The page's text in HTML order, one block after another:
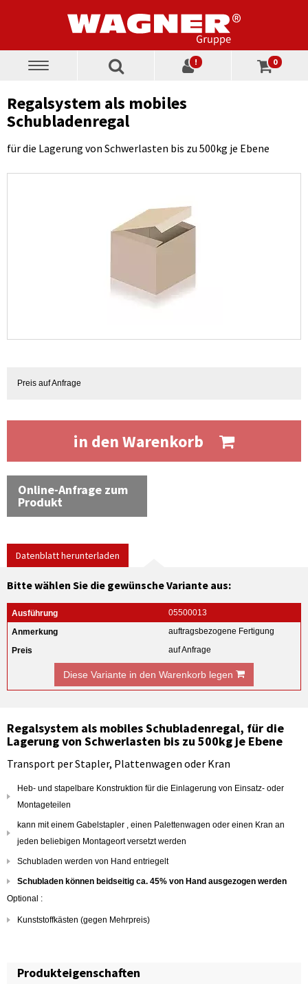
Toggle
! 0
Regalsystem als mobiles
Schubladenregal
für die Lagerung von Schwerlasten bis zu 500kg je Ebene
Preis auf Anfrage
in den Warenkorb
Online-Anfrage zum
Produkt
Datenblatt herunterladen
Bitte wählen Sie die gewünsche Variante aus:
05500013
auftragsbezogene Fertigung
auf Anfrage
Diese Variante in den Warenkorb legen
Regalsystem als mobiles Schubladenregal, für die
Lagerung von Schwerlasten bis zu 500kg je Ebene
Transport per Stapler, Plattenwagen oder Kran
Heb- und stapelbare Konstruktion für die Einlagerung von Einsatz- oder
Montageteilen
kann mit einem Gabelstapler , einen Palettenwagen oder einen Kran an
jeden beliebigen Montageort versetzt werden
Schubladen werden von Hand entriegelt
Schubladen können beidseitig ca. 45% von Hand ausgezogen werden
Optional :
Kunststoffkästen (gegen Mehrpreis)
Produkteigenschaften